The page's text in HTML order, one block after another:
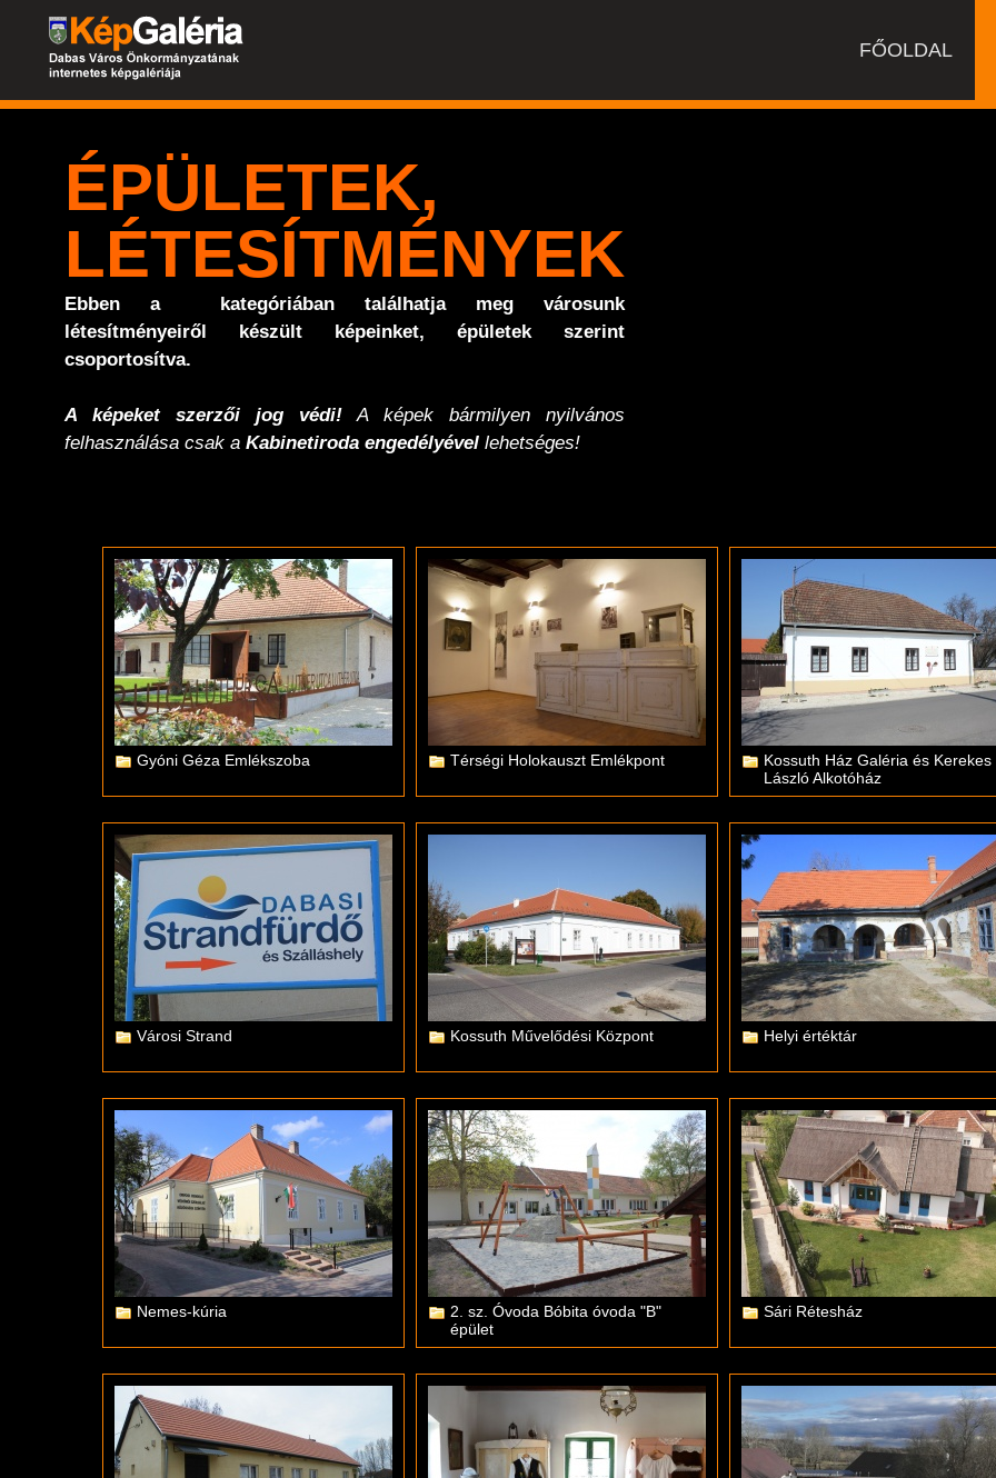
FŐOLDAL
ÉPÜLETEK,
LÉTESÍTMÉNYEK
Ebben a kategóriában találhatja meg városunk
létesítményeiről készült képeinket, épületek szerint
csoportosítva.
A képeket szerzői jog védi! A képek bármilyen nyilvános
felhasználása csak a Kabinetiroda engedélyével lehetséges!
Gyóni Géza Emlékszoba Térségi Holokauszt Emlékpont
Kossuth Ház Galéria és Kerekes
László Alkotóház
Városi Strand Kossuth Művelődési Központ Helyi értéktár
Nemes-kúria
2. sz. Óvoda Bóbita óvoda "B"
épület
Sári Rétesház